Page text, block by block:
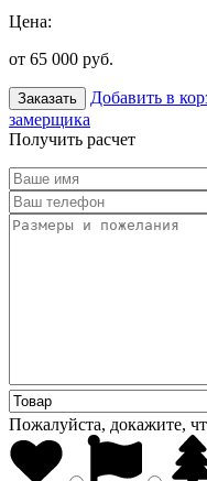
Цена:
от 65 000 руб.
Заказать Добавить в
замерщика
Получить расчет
Пожалуйста, докажите,